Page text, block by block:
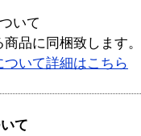
いて
商品に同梱致します。
ついて詳細はこちら
て